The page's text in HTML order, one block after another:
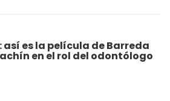
así es la película de Barreda
en el rol del odontólogo